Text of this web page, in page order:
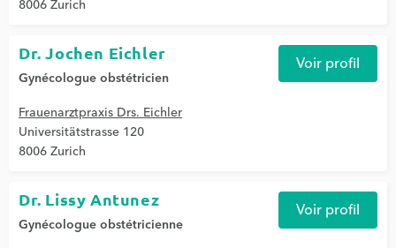
8006 Zurich
Dr. Jochen Eichler
Gynécologue obstétricien
Frauenarztpraxis Drs. Eichler
Universitätstrasse 120
8006 Zurich
Voir profil
Dr. Lissy Antunez
Gynécologue obstétricienne
Voir profil